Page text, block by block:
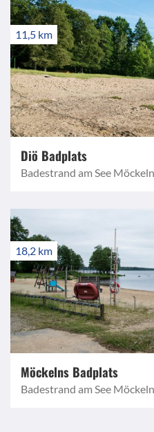
11,5 km
Diö Badplats
Badestrand am See
18,2 km
Möckelns Badplats
Badestrand am See